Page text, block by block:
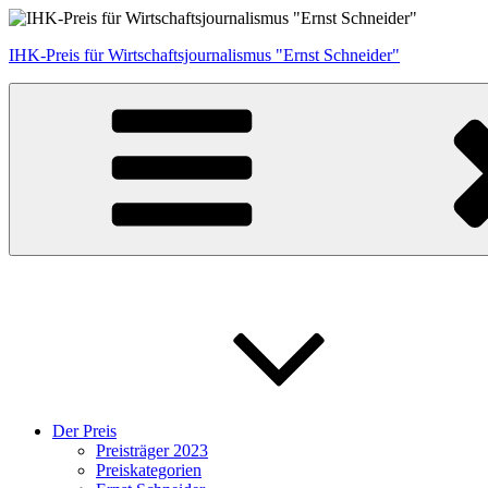
Zum
springen
IHK-Preis für Wirtschaftsjournalismus "Ernst Schneider"
Der Preis
Preisträger 2023
Preiskategorien